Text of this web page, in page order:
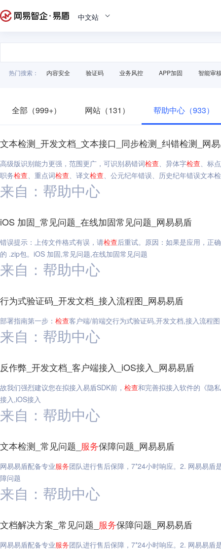
中文站
热门搜索： 内容安全 验证码 业务风控 APP加固 智能审
全部（999+） 网站（131） 帮助中心（933）
文本检测_开发文档_文本接口_同步检测_纠错检测_网
高级版识别能力更强，范围更广，可识别易错词检查、异体字检查、标
职务检查、重点词检查、译文检查、公元纪年错误、历史纪年错误文本
来自：帮助中心
iOS 加固_常见问题_在线加固常见问题_网易易盾
错误提示：上传文件格式有误，请检查后重试。原因：如果是应用，正
的 .zip包。iOS 加固,常见问题,在线加固常见问题
来自：帮助中心
行为式验证码_开发文档_接入流程图_网易易盾
部署指南第一步： 检查客户端/前端交行为式验证码,开发文档,接入流程图
来自：帮助中心
反作弊_开发文档_客户端接入_iOS接入_网易易盾
故我们强烈建议您在拟接入易盾SDK前， 检查和完善拟接入软件的《隐
接入,iOS接入
来自：帮助中心
文本检测_常见问题_ 服务保障问题_网易易盾
网易易盾配备专业服务团队进行售后保障，7*24小时响应。2. 网易易盾
障问题
来自：帮助中心
文档解决方案_常见问题_ 服务保障问题_网易易盾
网易易盾配备专业服务团队进行售后保障，7*24小时响应。2. 网易易盾